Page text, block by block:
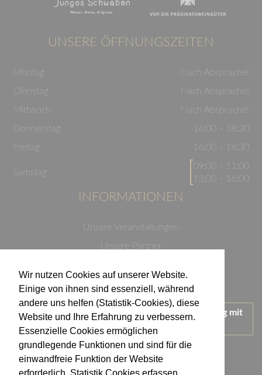
Wir nutzen Cookies auf unserer Website.
Einige von ihnen sind essenziell, während
andere uns helfen (Statistik-Cookies), diese
Website und Ihre Erfahrung zu verbessern.
Essenzielle Cookies ermöglichen
grundlegende Funktionen und sind für die
einwandfreie Funktion der Website
UNSERE ÖFFNUNGSZEITEN
Montag
Nach Absprache!
Dienstag
Nach Absprache!
Mittwoch
Nach Absprache!
Donnerstag
16:00 - 18:30
Freitag
16:00 - 18:30
Samstag
09:00 - 11:00
13:00 - 16:00
INFORMATIONEN
Unsere Veranstaltungen
Unsere Partner
Impressum
Wir treten für einen verantwortungsvollen Umgang mit
Alkohol ein.
KONTAKT